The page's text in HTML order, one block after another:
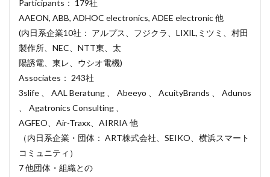
Participants： 179社
AAEON, ABB, ADHOC electronics, ADEE electronic 他
(内日系企業10社： アルプス、フジクラ、LIXIL,ミツミ、村田
製作所、NEC、NTT東、太
陽誘電、東レ、ウシオ電機)
Associates： 243社
3slife 、 AAL Beratung 、 Abeeyo 、 AcuityBrands 、 Adunos
、 Agatronics Consulting 、
AGFEO、Air-Traxx、AIRRIA 他
（内日系企業・団体： ART株式会社、SEIKO、横浜スマート
コミュニティ）
7 他団体・組織との